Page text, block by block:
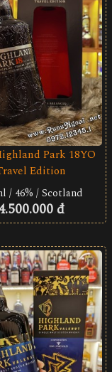
Park 18YO
Edition
/ 46% / Scotland
đ